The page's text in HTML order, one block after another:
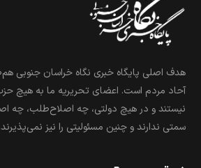
هدف اصلی پایگاه خبری نگاه خراسان جنوبی
آحاد مردم است. اعضای تحریریه ما به هیچ
نیستند و در هیچ دولتی، چه اصلاح‌طلب، چه
سمتی ندارند و چنین مسئولیتی را نیز نمی‌پذیرند.